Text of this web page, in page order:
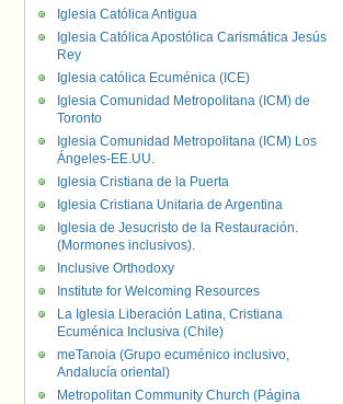
Iglesia Católica Antigua
Iglesia Católica Apostólica Carismática Jesús
Rey
Iglesia católica Ecuménica (ICE)
Iglesia Comunidad Metropolitana (ICM) de
Toronto
Iglesia Comunidad Metropolitana (ICM) Los
Ángeles-EE.UU.
Iglesia Cristiana de la Puerta
Iglesia Cristiana Unitaria de Argentina
Iglesia de Jesucristo de la Restauración.
(Mormones inclusivos).
Inclusive Orthodoxy
Institute for Welcoming Resources
La Iglesia Liberación Latina, Cristiana
Ecuménica Inclusiva (Chile)
meTanoia (Grupo ecuménico inclusivo,
Andalucía oriental)
Metropolitan Community Church (Página